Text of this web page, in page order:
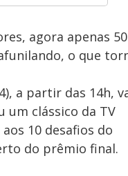
agora apenas 50
o que
a partir das 14h,
um clássico da TV
10 desafios do
do prêmio final.